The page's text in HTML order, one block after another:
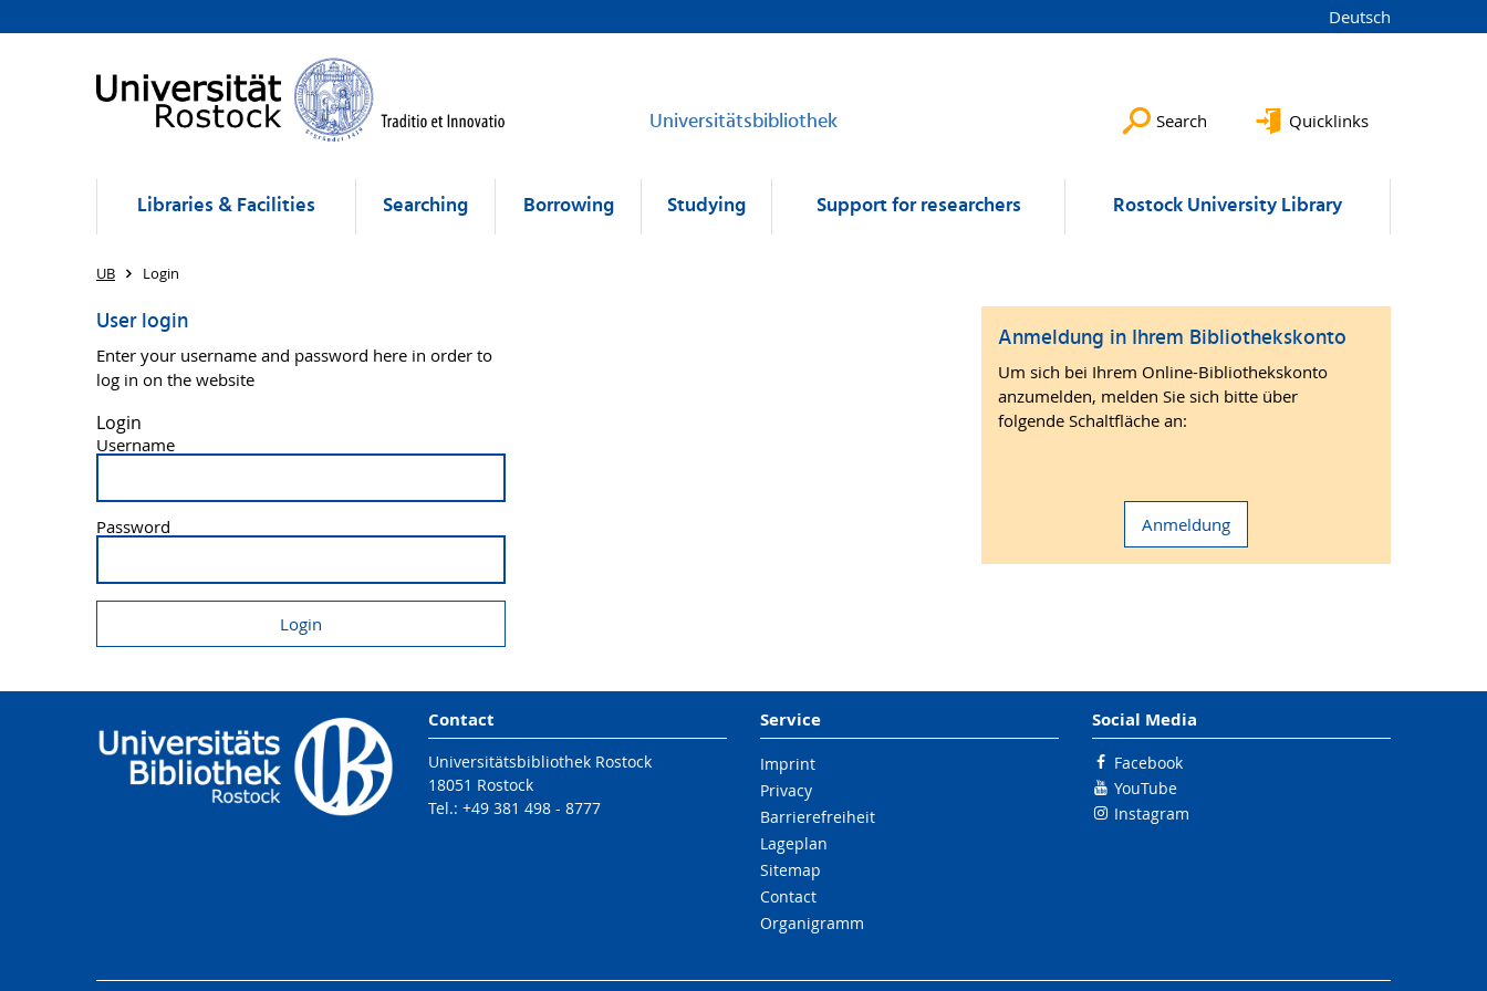
Deutsch
Universitätsbibliothek Search Quicklinks
Libraries & Facilities Searching Borrowing Studying Support for researchers Rostock University Library
UB Login
User login
Enter your username and password here in order to
log in on the website
Login
Username
Password
Anmeldung in Ihrem Bibliothekskonto
Um sich bei Ihrem Online-Bibliothekskonto
anzumelden, melden Sie sich bitte über
folgende Schaltfläche an:
Anmeldung
Contact
Universitätsbibliothek Rostock
18051 Rostock
Tel.: +49 381 498 - 8777
Service
Imprint
Privacy
Barrierefreiheit
Lageplan
Sitemap
Contact
Organigramm
Social Media
Facebook
YouTube
Instagram